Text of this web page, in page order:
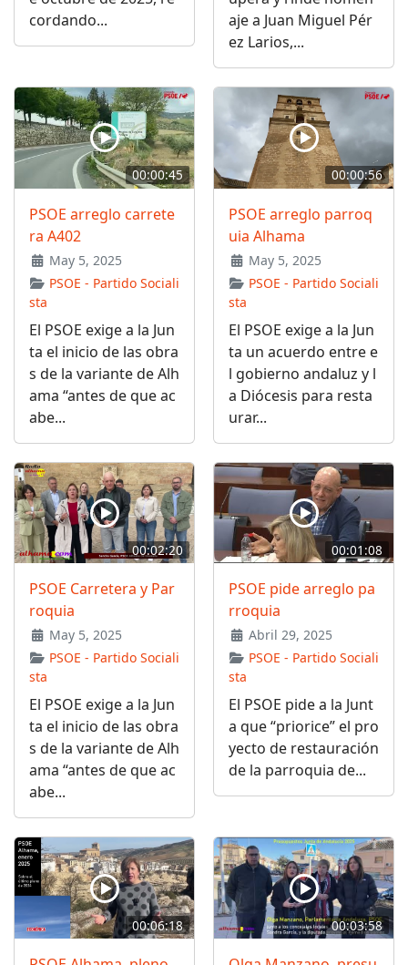
cordando...
aje a Juan Miguel Pér
ez Larios,...
00:00:45
PSOE arreglo carrete
ra A402
May 5, 2025
PSOE - Partido Sociali
sta
El PSOE exige a la Jun
ta el inicio de las obra
s de la variante de Alh
ama “antes de que ac
abe...
00:00:56
PSOE arreglo parroq
uia Alhama
May 5, 2025
PSOE - Partido Sociali
sta
El PSOE exige a la Jun
ta un acuerdo entre e
l gobierno andaluz y l
a Diócesis para resta
urar...
00:02:20
PSOE Carretera y Par
roquia
May 5, 2025
PSOE - Partido Sociali
sta
El PSOE exige a la Jun
ta el inicio de las obra
s de la variante de Alh
ama “antes de que ac
abe...
00:01:08
PSOE pide arreglo pa
rroquia
Abril 29, 2025
PSOE - Partido Sociali
sta
El PSOE pide a la Junt
a que “priorice” el pro
yecto de restauración
de la parroquia de...
00:06:18 00:03:58